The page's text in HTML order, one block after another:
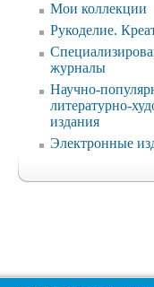
Мои коллекции
Рукоделие.
журналы
Научно-
литературно-
издания
Электронные